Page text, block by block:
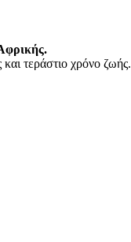
και τεράστιο χρόνο ζωής.